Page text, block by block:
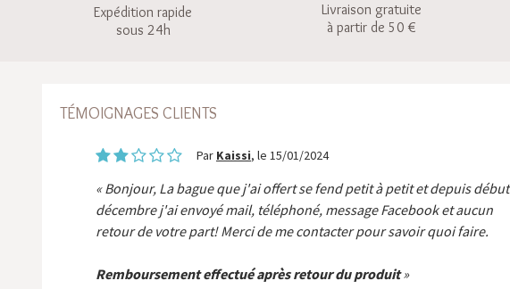
Expédition rapide
sous 24h
Livraison gratuite
à partir de 50 €
TÉMOIGNAGES CLIENTS
Par Kaissi, le 15/01/2024
Bonjour, La bague que j'ai offert se fend petit à petit et depuis début
décembre j'ai envoyé mail, téléphoné, message Facebook et aucun
retour de votre part! Merci de me contacter pour savoir quoi faire.
Remboursement effectué après retour du produit